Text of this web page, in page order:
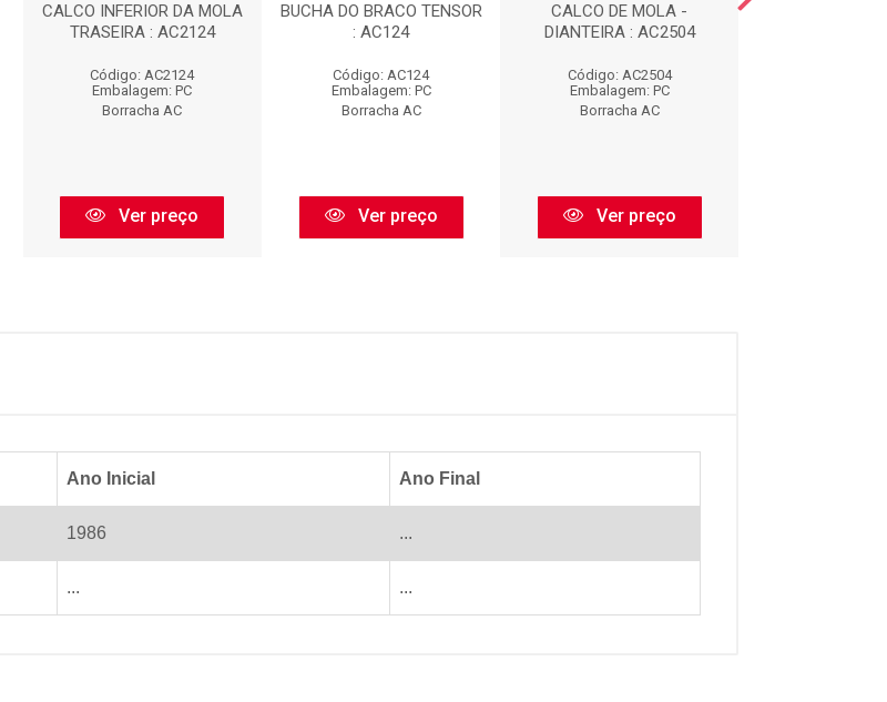
CALCO INFERIOR DA MOLA
TRASEIRA : AC2124
Código: AC2124
Embalagem: PC
Borracha AC
Ver preço
BUCHA DO BRACO TENSOR
: AC124
Código: AC124
Embalagem: PC
Borracha AC
Ver preço
CALCO DE MOLA -
DIANTEIRA : AC2504
Código: AC2504
Embalagem: PC
Borracha AC
Ver preço
Ano Inicial Ano Final
1986 ...
... ...